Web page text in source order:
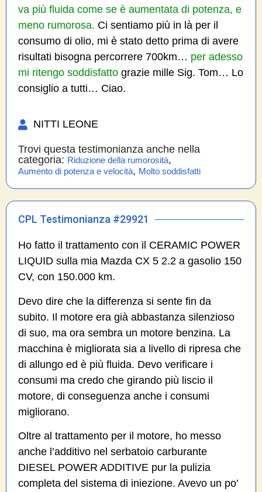
va più fluida come se è aumentata di potenza, e
meno rumorosa. Ci sentiamo più in là per il
consumo di olio, mi è stato detto prima di avere
risultati bisogna percorrere 700km… per adesso
mi ritengo soddisfatto grazie mille Sig. Tom… Lo
consiglio a tutti… Ciao.
NITTI LEONE
Trovi questa testimonianza anche nella
categoria: Riduzione della rumorosità,
Aumento di potenza e velocità, Molto soddisfatti
CPL Testimonianza #29921
Ho fatto il trattamento con il CERAMIC POWER
LIQUID sulla mia Mazda CX 5 2.2 a gasolio 150
CV, con 150.000 km.
Devo dire che la differenza si sente fin da
subito. Il motore era già abbastanza silenzioso
di suo, ma ora sembra un motore benzina. La
macchina è migliorata sia a livello di ripresa che
di allungo ed è più fluida. Devo verificare i
consumi ma credo che girando più liscio il
motore, di conseguenza anche i consumi
migliorano.
Oltre al trattamento per il motore, ho messo
anche l’additivo nel serbatoio carburante
DIESEL POWER ADDITIVE pur la pulizia
completa del sistema di iniezione. Avevo un po’